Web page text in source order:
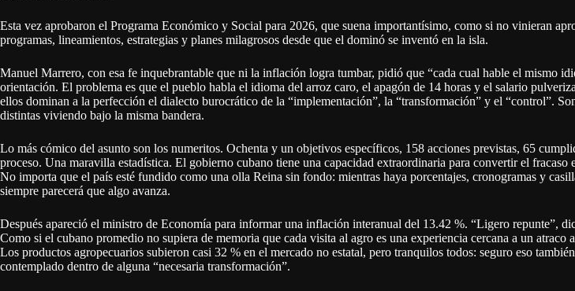
Esta vez aprobaron el Programa Económico y Social para 2026, que suena importantísimo, como si no vinieran
programas, lineamientos, estrategias y planes milagrosos desde que el dominó se inventó en la isla.
Manuel Marrero, con esa fe inquebrantable que ni la inflación logra tumbar, pidió que “cada cual hable el mismo
orientación. El problema es que el pueblo habla el idioma del arroz caro, el apagón de 14 horas y el salario
ellos dominan a la perfección el dialecto burocrático de la “implementación”, la “transformación” y el “control”.
distintas viviendo bajo la misma bandera.
Lo más cómico del asunto son los numeritos. Ochenta y un objetivos específicos, 158 acciones previstas, 65
proceso. Una maravilla estadística. El gobierno cubano tiene una capacidad extraordinaria para convertir el fracaso
No importa que el país esté fundido como una olla Reina sin fondo: mientras haya porcentajes, cronogramas y
siempre parecerá que algo avanza.
Después apareció el ministro de Economía para informar una inflación interanual del 13.42 %. “Ligero repunte”,
Como si el cubano promedio no supiera de memoria que cada visita al agro es una experiencia cercana a un atraco
Los productos agropecuarios subieron casi 32 % en el mercado no estatal, pero tranquilos todos: seguro eso también
contemplado dentro de alguna “necesaria transformación”.